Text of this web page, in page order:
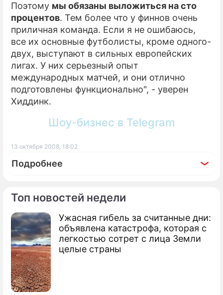
Топ новостей недели
Ужасная гибель за считанные дни:
объявлена катастрофа, которая с
легкостью сотрет с лица Земли
целые страны
Поэтому мы обязаны выложиться на сто
процентов. Тем более что у финнов очень
приличная команда. Если я не ошибаюсь,
все их основные футболисты, кроме одного-
двух, выступают в сильных европейских
лигах. У них серьезный опыт
международных матчей, и они отлично
подготовлены функционально", - уверен
Хиддинк.
Шоу-бизнес в Telegram
13 октября 2008, 18:02
Подробнее
По теме
Удача изменила Хиддинку в Дортмунде
Россия уступила Германии в Дортмунде
Состав сборной определен без